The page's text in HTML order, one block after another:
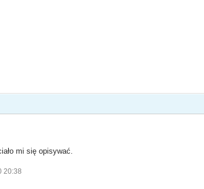
mi się opisywać.
20:38